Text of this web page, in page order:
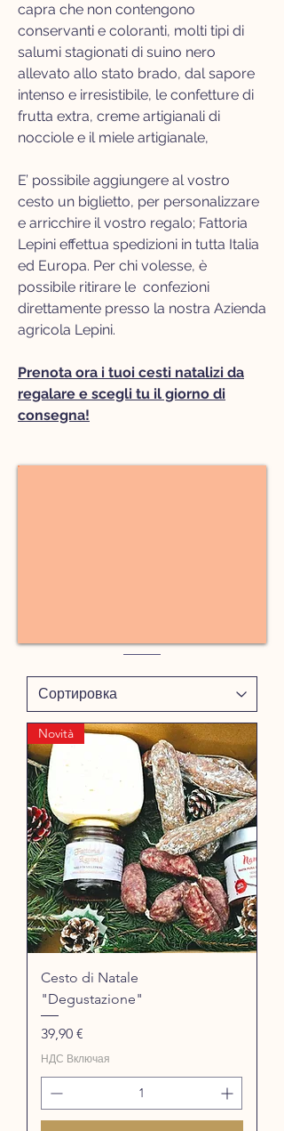
capra che non contengono
conservanti e coloranti, molti tipi di
salumi stagionati di suino nero
allevato allo stato brado, dal sapore
intenso e irresistibile, le confetture di
frutta extra, creme artigianali di
nocciole e il miele artigianale,
E’ possibile aggiungere al vostro
cesto un biglietto, per personalizzare
e arricchire il vostro regalo; Fattoria
Lepini effettua spedizioni in tutta Italia
ed Europa. Per chi volesse, è
possibile ritirare le confezioni
direttamente presso la nostra Azienda
agricola Lepini.
Prenota ora i tuoi cesti natalizi da
regalare e scegli tu il giorno di
consegna!
Novità
Cesto di Natale
"Degustazione"
Цена
39,90 €
НДС Включая